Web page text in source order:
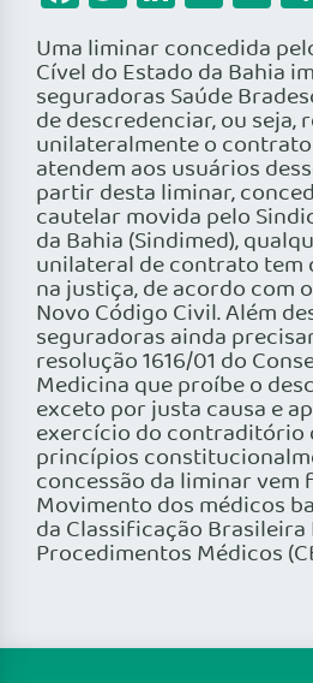
Uma liminar concedida
Cível do Estado da Bahia
seguradoras Saúde
de descredenciar, ou seja,
unilateralmente o
atendem aos usuários
partir desta liminar,
cautelar movida pelo
da Bahia (Sindimed),
unilateral de contrato tem
na justiça, de acordo com
Novo Código Civil. Além
seguradoras ainda
resolução 1616/01 do
Medicina que proíbe o
exceto por justa causa e
exercício do contraditório
princípios
concessão da liminar vem
Movimento dos médicos
da Classificação
Procedimentos Médicos